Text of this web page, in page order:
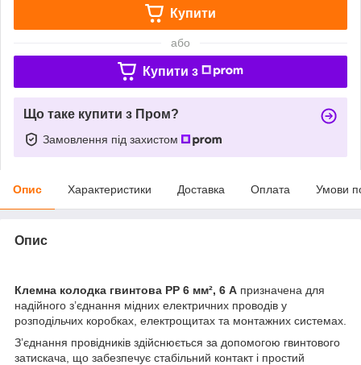
Купити
або
Купити з
Що таке купити з Пром?
Замовлення під захистом
Опис Характеристики Доставка Оплата Умови
Опис
Клемна колодка гвинтова PP 6 мм², 6 A призначена для
надійного з’єднання мідних електричних проводів у
розподільчих коробках, електрощитах та монтажних системах.
З’єднання провідників здійснюється за допомогою гвинтового
затискача, що забезпечує стабільний контакт і простий